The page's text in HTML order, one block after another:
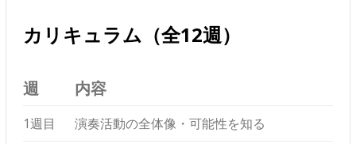
カリキュラム（全12週）
週 内容
1週目 演奏活動の全体像・可能性を知る